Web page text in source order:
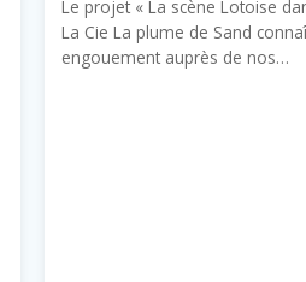
Le projet « La scène Lotoise
La Cie La plume de Sand
engouement auprès de nos…